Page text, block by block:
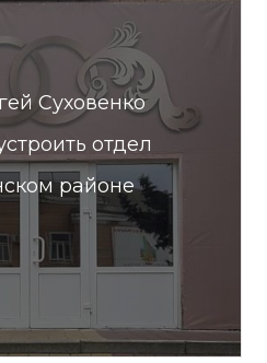
Суховенко
отдел
районе